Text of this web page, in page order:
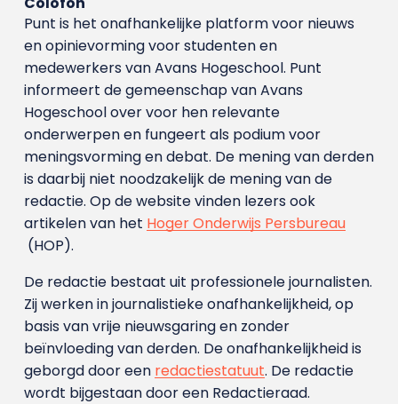
Punt is het onafhankelijke platform voor nieuws
en opinievorming voor studenten en
medewerkers van Avans Hoge­school. Punt
informeert de gemeenschap van Avans
Hogeschool over voor hen relevante
onderwerpen en fungeert als podium voor
meningsvorming en debat. De mening van derden
is daarbij niet noodzakelijk de mening van de
redactie. Op de website vinden lezers ook
artikelen van het Hoger Onderwijs Persbureau
(HOP).
De redactie bestaat uit professionele journalisten.
Zij werken in journalistieke onafhankelijkheid, op
basis van vrije nieuwsgaring en zonder
beïnvloeding van derden. De onafhankelijkheid is
geborgd door een redactiestatuut. De redactie
wordt bijgestaan door een Redactieraad.